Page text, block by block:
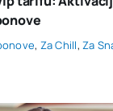
, Za Chill,Za